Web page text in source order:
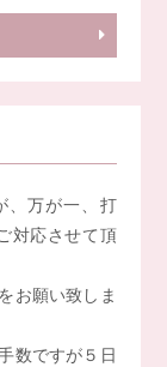
、万が一、打
対応させて頂
お願い致しま
数ですが５日